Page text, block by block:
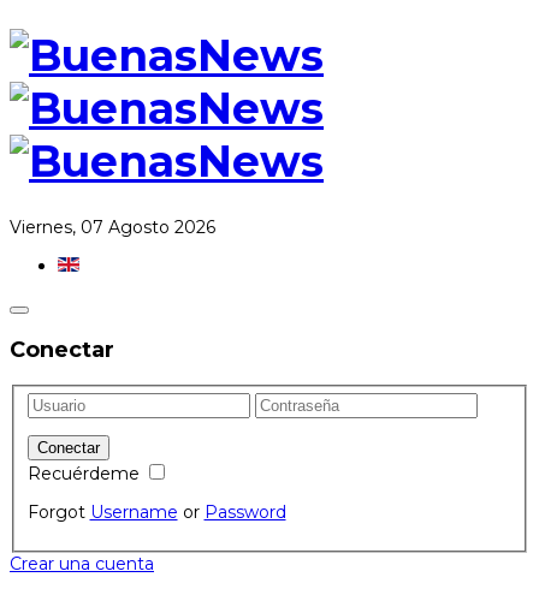
Viernes, 07 Agosto 2026
Conectar
Recuérdeme
Forgot Username or Password
Crear una cuenta